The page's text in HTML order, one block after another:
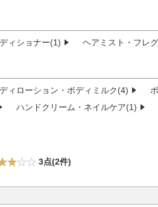
ィショナー(1) ヘアミスト・フレ
ィローション・ボディミルク(4)
ハンドクリーム・ネイルケア(1)
3点(2件)